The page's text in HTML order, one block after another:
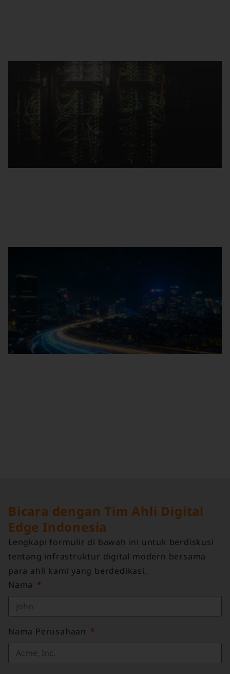
Bicara dengan Tim Ahli Digital
Edge Indonesia
Lengkapi formulir di bawah ini untuk berdiskusi
tentang infrastruktur digital modern bersama
para ahli kami yang berdedikasi.
Nama
Nama Perusahaan